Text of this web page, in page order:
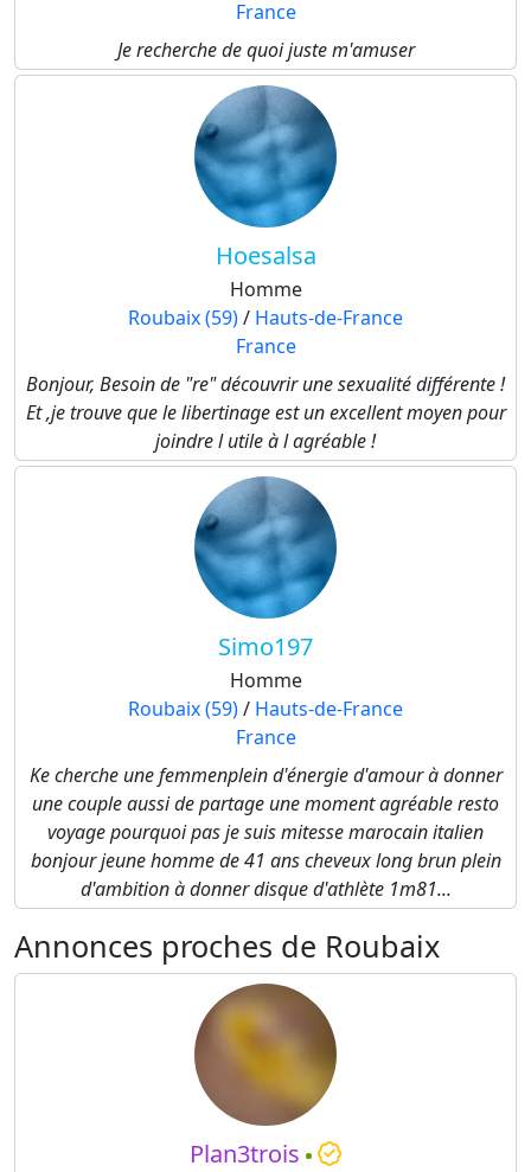
France
Je recherche de quoi juste m'amuser
Hoesalsa
Homme
Roubaix (59)/ Hauts-de-France
France
Bonjour, Besoin de "re" découvrir une sexualité différente !
Et ,je trouve que le libertinage est un excellent moyen pour
joindre l utile à l agréable !
Simo197
Homme
Roubaix (59)/ Hauts-de-France
France
Ke cherche une femmenplein d'énergie d'amour à donner
une couple aussi de partage une moment agréable resto
voyage pourquoi pas je suis mitesse marocain italien
bonjour jeune homme de 41 ans cheveux long brun plein
d'ambition à donner disque d'athlète 1m81...
Annonces proches de Roubaix
Plan3trois